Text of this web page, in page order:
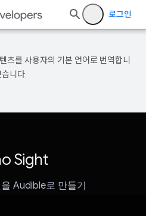
로그인
츠를 사용자의 기본 언어로 번역합니
니다.
Sight
Audible로 만들기